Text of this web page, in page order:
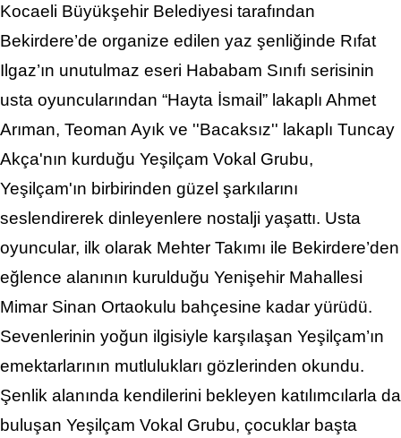
Kocaeli Büyükşehir Belediyesi tarafından
Bekirdere’de organize edilen yaz şenliğinde Rıfat
Ilgaz’ın unutulmaz eseri Hababam Sınıfı serisinin
usta oyuncularından “Hayta İsmail” lakaplı Ahmet
Arıman, Teoman Ayık ve ''Bacaksız'' lakaplı Tuncay
Akça'nın kurduğu Yeşilçam Vokal Grubu,
Yeşilçam'ın birbirinden güzel şarkılarını
seslendirerek dinleyenlere nostalji yaşattı. Usta
oyuncular, ilk olarak Mehter Takımı ile Bekirdere’den
eğlence alanının kurulduğu Yenişehir Mahallesi
Mimar Sinan Ortaokulu bahçesine kadar yürüdü.
Sevenlerinin yoğun ilgisiyle karşılaşan Yeşilçam’ın
emektarlarının mutlulukları gözlerinden okundu.
Şenlik alanında kendilerini bekleyen katılımcılarla da
buluşan Yeşilçam Vokal Grubu, çocuklar başta